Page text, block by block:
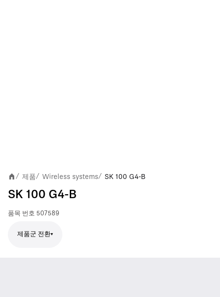
/ 제품/ Wireless systems/ SK 100 G4-B
SK 100 G4-B
품목 번호 507589
제품군 전환